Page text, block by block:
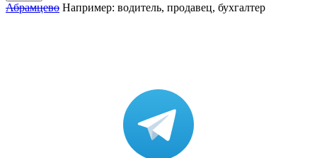
Абрамцево Например: водитель, продавец, бухгалтер